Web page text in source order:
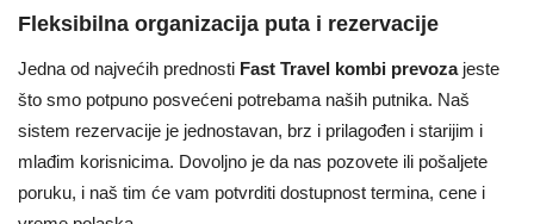
Fleksibilna organizacija puta i rezervacije
Jedna od najvećih prednosti Fast Travel kombi prevozajeste
što smo potpuno posvećeni potrebama naših putnika. Naš
sistem rezervacije je jednostavan, brz i prilagođen i starijim i
mlađim korisnicima. Dovoljno je da nas pozovete ili pošaljete
poruku, i naš tim će vam potvrditi dostupnost termina, cene i